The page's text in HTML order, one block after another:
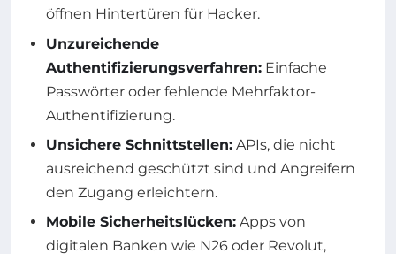
öffnen Hintertüren für Hacker.
Unzureichende
Authentifizierungsverfahren: Einfache
Passwörter oder fehlende Mehrfaktor-
Authentifizierung.
Unsichere Schnittstellen: APIs, die nicht
ausreichend geschützt sind und Angreifern
den Zugang erleichtern.
Mobile Sicherheitslücken: Apps von
digitalen Banken wie N26 oder Revolut,